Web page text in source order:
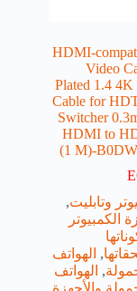
HDMI-
Video
Plated 1.4 4K
Cable for
Switcher
HDMI to
(1 M)-
وتابليت,
الكمبيوتر
, الهواتف
, الهواتف